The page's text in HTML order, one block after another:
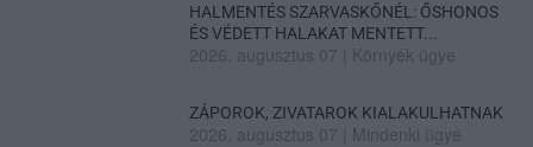
HALMENTÉS SZARVASKŐNÉL: ŐSHONOS
ÉS VÉDETT HALAKAT MENTETT...
2026. augusztus 07 Környék ügye
ZÁPOROK, ZIVATAROK KIALAKULHATNAK
2026. augusztus 07 Mindenki ügye